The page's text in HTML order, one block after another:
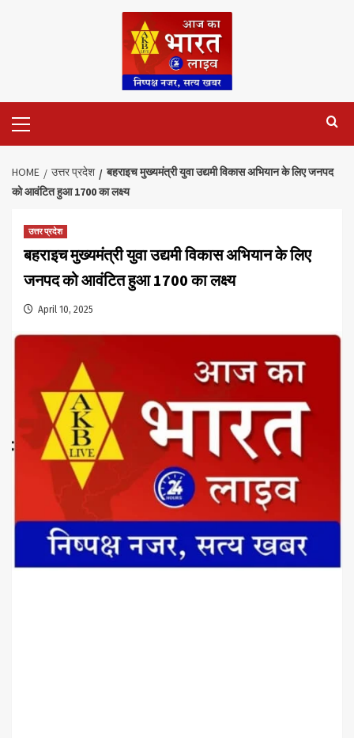
Menu
HOME उत्तर प्रदेश
बहराइच मुख्यमंत्री युवा उद्यमी विकास अभियान के लिए जनपद
को आवंटित हुआ 1700 का लक्ष्य
उत्तर प्रदेश
बहराइच मुख्यमंत्री युवा उद्यमी विकास अभियान के लिए
जनपद को आवंटित हुआ 1700 का लक्ष्य
April 10, 2025